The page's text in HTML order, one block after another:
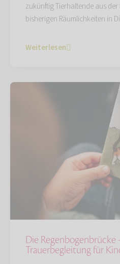
zukünftig Tierhaltende aus
bisherigen Räumlichkeiten in
Weiterlesen
Die Regenbogenbrücke
Trauerbegleitung für